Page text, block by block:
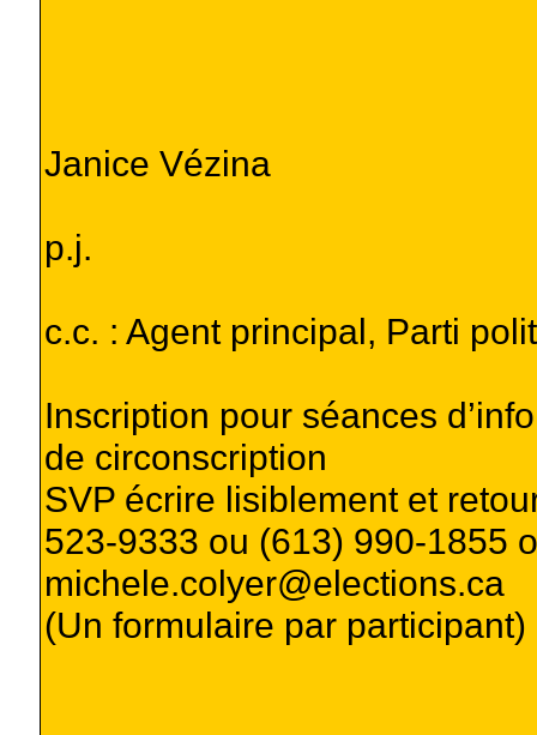
Janice Vézina
p.j.
c.c. : Agent principal, Parti
Inscription pour séances
de circonscription
SVP écrire lisiblement et
523-9333 ou (613) 990-1855
michele.colyer@elections.ca
(Un formulaire par participant)